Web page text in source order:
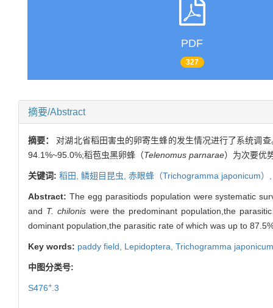
PDF
327
摘要/Abstract
摘要： 对湖北省稻田害虫的卵寄生蜂的发生情况进行了系统调
94.1%~95.0%;稻苞虫黑卵蜂（Telenomus parnarae）为次要优
关键词: 稻田, 鳞翅目昆虫, 赤眼蜂（Trichogramma japonicum）
Abstract: The egg parasitiods population were systematic
and T. chilonis were the predominant population,the
dominant population,the parasitic rate of which was up to
Key words: paddy field, Lepidoptera, Trichogramma japonicum
中图分类号:
S476+ .3